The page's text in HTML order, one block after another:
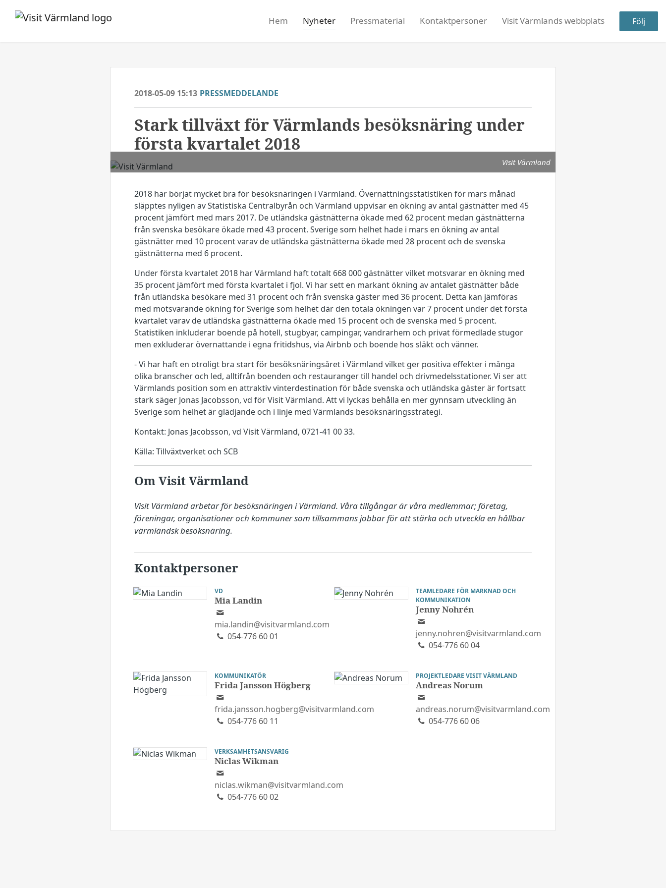
Hem Nyheter Pressmaterial Kontaktpersoner Visit Värmlands webbplats Följ
2018-05-09 15:13 PRESSMEDDELANDE
​Stark tillväxt för Värmlands besöksnäring under
första kvartalet 2018
Visit Värmland
2018 har börjat mycket bra för besöksnäringen i Värmland. Övernattningsstatistiken för mars månad
släpptes nyligen av Statistiska Centralbyrån och Värmland uppvisar en ökning av antal gästnätter med 45
procent jämfört med mars 2017. De utländska gästnätterna ökade med 62 procent medan gästnätterna
från svenska besökare ökade med 43 procent. Sverige som helhet hade i mars en ökning av antal
gästnätter med 10 procent varav de utländska gästnätterna ökade med 28 procent och de svenska
gästnätterna med 6 procent.
Under första kvartalet 2018 har Värmland haft totalt 668 000 gästnätter vilket motsvarar en ökning med
35 procent jämfört med första kvartalet i fjol. Vi har sett en markant ökning av antalet gästnätter både
från utländska besökare med 31 procent och från svenska gäster med 36 procent. Detta kan jämföras
med motsvarande ökning för Sverige som helhet där den totala ökningen var 7 procent under det första
kvartalet varav de utländska gästnätterna ökade med 15 procent och de svenska med 5 procent.
Statistiken inkluderar boende på hotell, stugbyar, campingar, vandrarhem och privat förmedlade stugor
men exkluderar övernattande i egna fritidshus, via Airbnb och boende hos släkt och vänner.
- Vi har haft en otroligt bra start för besöksnäringsåret i Värmland vilket ger positiva effekter i många
olika branscher och led, alltifrån boenden och restauranger till handel och drivmedelsstationer. Vi ser att
Värmlands position som en attraktiv vinterdestination för både svenska och utländska gäster är fortsatt
stark säger Jonas Jacobsson, vd för Visit Värmland. Att vi lyckas behålla en mer gynnsam utveckling än
Sverige som helhet är glädjande och i linje med Värmlands besöksnäringsstrategi.
Kontakt: Jonas Jacobsson, vd Visit Värmland, 0721-41 00 33.
Källa: Tillväxtverket och SCB
Om Visit Värmland
Visit Värmland arbetar för besöksnäringen i Värmland. Våra tillgångar är våra medlemmar; företag,
föreningar, organisationer och kommuner som tillsammans jobbar för att stärka och utveckla en hållbar
värmländsk besöksnäring.
Kontaktpersoner
VD
Mia Landin
mia.landin@visitvarmland.com
054-776 60 01
TEAMLEDARE FÖR MARKNAD OCH
KOMMUNIKATION
Jenny Nohrén
jenny.nohren@visitvarmland.com
054-776 60 04
KOMMUNIKATÖR
Frida Jansson Högberg
frida.jansson.hogberg@visitvarmland.com
054-776 60 11
PROJEKTLEDARE VISIT VÄRMLAND
Andreas Norum
andreas.norum@visitvarmland.com
054-776 60 06
VERKSAMHETSANSVARIG
Niclas Wikman
niclas.wikman@visitvarmland.com
054-776 60 02